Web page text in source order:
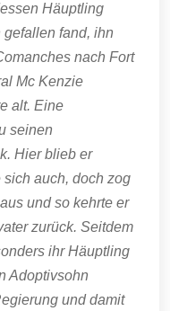
Häuptling
fand, ihn
nach Fort
Mc Kenzie
alt. Eine
seinen
Hier blieb er
auch, doch zog
und so kehrte er
zurück. Seitdem
ihr Häuptling
Adoptivsohn
und damit